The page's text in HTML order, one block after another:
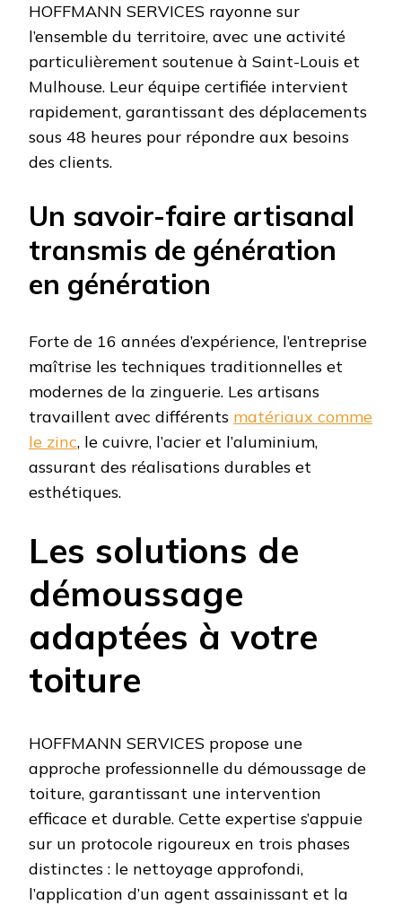
HOFFMANN SERVICES rayonne sur
l’ensemble du territoire, avec une activité
particulièrement soutenue à Saint-Louis et
Mulhouse. Leur équipe certifiée intervient
rapidement, garantissant des déplacements
sous 48 heures pour répondre aux besoins
des clients.
Un savoir-faire artisanal
transmis de génération
en génération
Forte de 16 années d’expérience, l’entreprise
maîtrise les techniques traditionnelles et
modernes de la zinguerie. Les artisans
travaillent avec différents matériaux comme
le zinc, le cuivre, l’acier et l’aluminium,
assurant des réalisations durables et
esthétiques.
Les solutions de
démoussage
adaptées à votre
toiture
HOFFMANN SERVICES propose une
approche professionnelle du démoussage de
toiture, garantissant une intervention
efficace et durable. Cette expertise s’appuie
sur un protocole rigoureux en trois phases
distinctes : le nettoyage approfondi,
l’application d’un agent assainissant et la